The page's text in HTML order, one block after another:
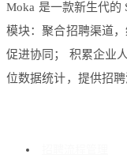
Moka 是一款新生代的
模块：聚合招聘渠道
促进协同； 积累企业
位数据统计，提供招